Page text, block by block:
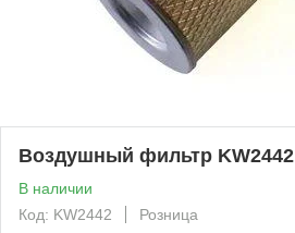
Воздушный фильтр KW2442
В наличии
Код: KW2442
Розница